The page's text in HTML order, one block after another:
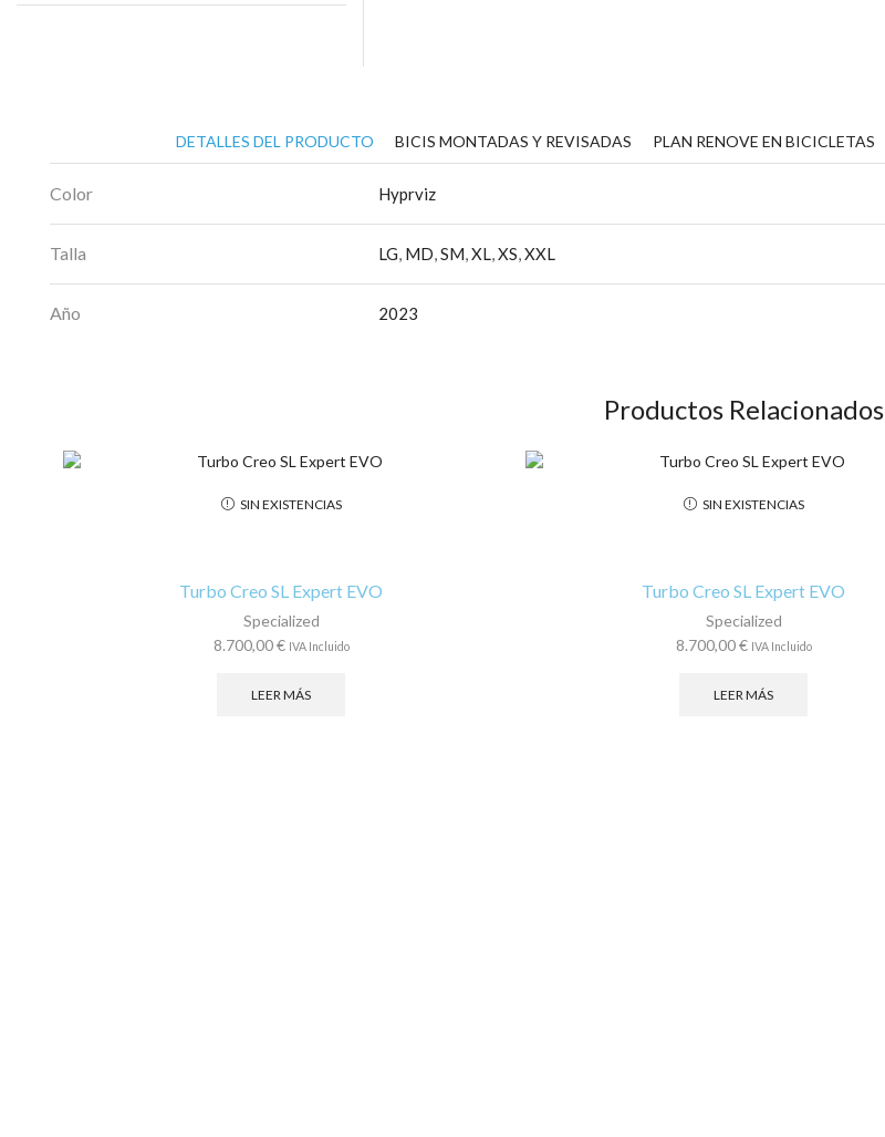
DETALLES DEL PRODUCTO BICIS MONTADAS Y REVISADAS PLAN RENOVE EN BICICLETAS
Color Hyprviz
Talla LG, MD,SM,XL,XS,XXL
Año 2023
Productos Relacionados
SIN EXISTENCIAS
Turbo Creo SL Expert EVO
Specialized
8.700,00€ IVA Incluido
LEER MÁS
SIN EXISTENCIAS
Turbo Creo SL Expert EVO
Specialized
8.700,00€ IVA Incluido
LEER MÁS